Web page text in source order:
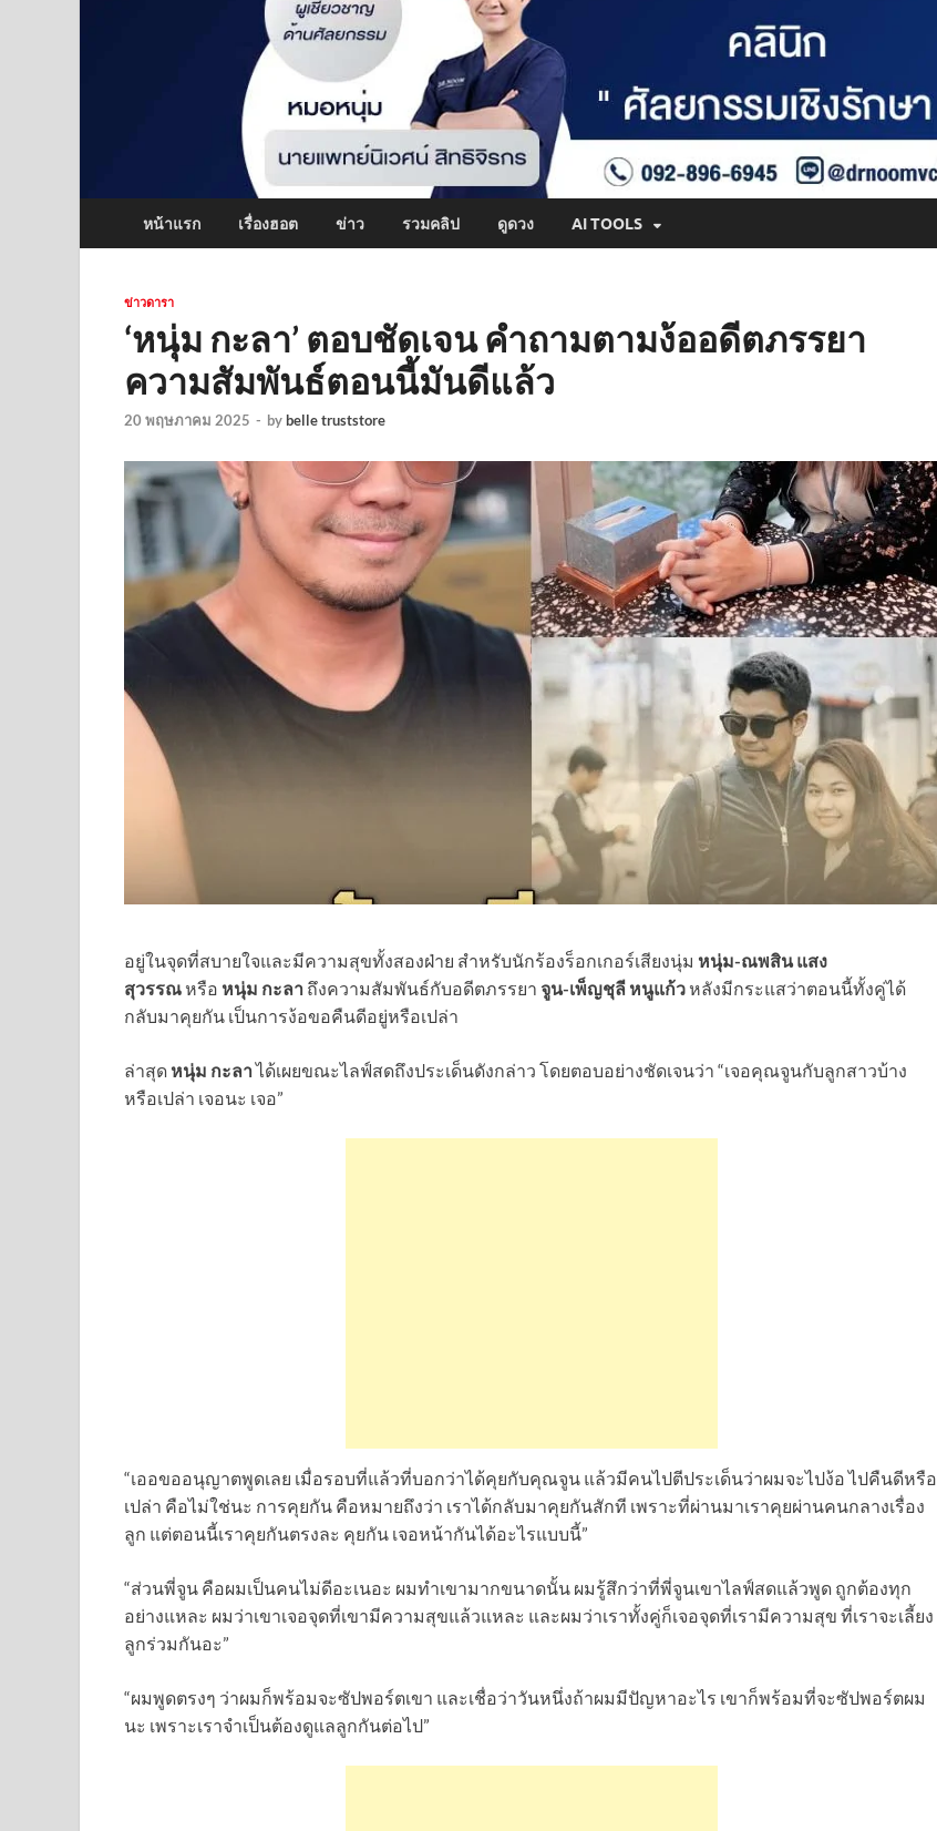
หน้าแรก เรื่องฮอต ข่าว รวมคลิป ดูดวง AI TOOLS
ข่าวดารา
‘หนุ่ม กะลา’ ตอบชัดเจน คำถามตามง้ออดีตภรรยา
ความสัมพันธ์ตอนนี้มันดีแล้ว
20 พฤษภาคม 2025 - bybelle truststore
อยู่ในจุดที่สบายใจและมีความสุขทั้งสองฝ่าย สำหรับนักร้องร็อกเกอร์เสียงนุ่ม หนุ่ม-ณพสิน แสง
สุวรรณหรือ หนุ่ม กะลา ถึงความสัมพันธ์กับอดีตภรรยา จูน-เพ็ญชุลี หนูแก้วหลังมีกระแสว่าตอนนี้ทั้งคู่ได้
กลับมาคุยกัน เป็นการง้อขอคืนดีอยู่หรือเปล่า
ล่าสุด หนุ่ม กะลาได้เผยขณะไลฟ์สดถึงประเด็นดังกล่าว โดยตอบอย่างชัดเจนว่า “เจอคุณจูนกับลูกสาวบ้าง
หรือเปล่า เจอนะ เจอ”
“เออขออนุญาตพูดเลย เมื่อรอบที่แล้วที่บอกว่าได้คุยกับคุณจูน แล้วมีคนไปตีประเด็นว่าผมจะไปง้อ ไปคืนดีหรือ
เปล่า คือไม่ใช่นะ การคุยกัน คือหมายถึงว่า เราได้กลับมาคุยกันสักที เพราะที่ผ่านมาเราคุยผ่านคนกลางเรื่อง
ลูก แต่ตอนนี้เราคุยกันตรงละ คุยกัน เจอหน้ากันได้อะไรแบบนี้”
“ส่วนพี่จูน คือผมเป็นคนไม่ดีอะเนอะ ผมทำเขามากขนาดนั้น ผมรู้สึกว่าที่พี่จูนเขาไลฟ์สดแล้วพูด ถูกต้องทุก
อย่างแหละ ผมว่าเขาเจอจุดที่เขามีความสุขแล้วแหละ และผมว่าเราทั้งคู่ก็เจอจุดที่เรามีความสุข ที่เราจะเลี้ยง
ลูกร่วมกันอะ”
“ผมพูดตรงๆ ว่าผมก็พร้อมจะซัปพอร์ตเขา และเชื่อว่าวันหนึ่งถ้าผมมีปัญหาอะไร เขาก็พร้อมที่จะซัปพอร์ตผม
นะ เพราะเราจำเป็นต้องดูแลลูกกันต่อไป”